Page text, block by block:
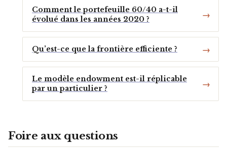
Comment le portefeuille 60/40 a-t-il
évolué dans les années 2020 ?
Qu’est-ce que la frontière efficiente ?
Le modèle endowment est-il réplicable
par un particulier ?
Foire aux questions